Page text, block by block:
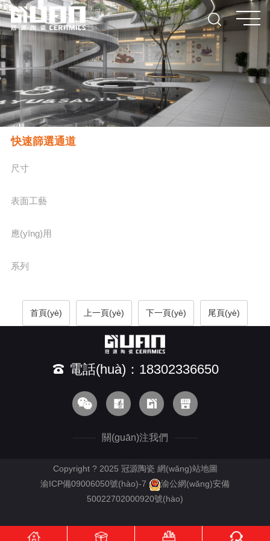
快速篩選通道
尺寸
表面工藝
應(yīng)用
系列
首頁(yè) 上一頁(yè) 下一頁(yè) 尾頁(yè)
電話(huà)：18302336650
關(guān)注我們
Copyright ? 2025 冠源陶瓷 網(wǎng)站地圖
渝ICP備09006050號(hào)-7
渝公網(wǎng)安備
50022702000920號(hào)